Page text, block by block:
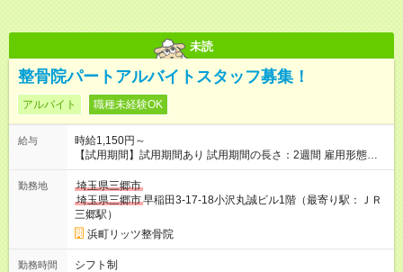
未読
整骨院パートアルバイトスタッフ募集！
アルバイト 職種未経験OK
給与
時給1,150円～
【試用期間】試用期間あり 試用期間の長さ：2週間 雇用形態、
給与は本採用時と同じです。
勤務地
埼玉県三郷市
埼玉県三郷市早稲田3-17-18小沢丸誠ビル1階（最寄り駅：ＪＲ
三郷駅）
浜町リッツ整骨院
勤務時間
シフト制